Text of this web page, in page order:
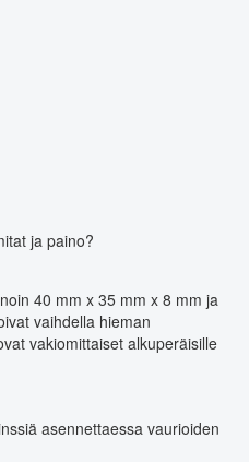
ja paino?
40 mm x 35 mm x 8 mm ja
vaihdella hieman
vakiomittaiset alkuperäisille
asennettaessa vaurioiden